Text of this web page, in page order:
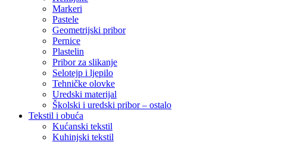
Markeri
Pastele
Geometrijski pribor
Pernice
Plastelin
Pribor za slikanje
Selotejp i ljepilo
Tehničke olovke
Uredski materijal
Školski i uredski pribor – ostalo
Tekstil i obuća
Kućanski tekstil
Kuhinjski tekstil